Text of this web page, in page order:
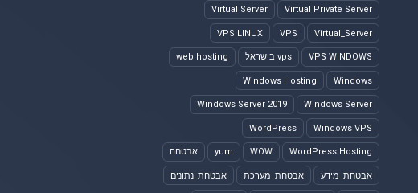
Virtual Private Server
Virtual Server
Virtual_Server
VPS
VPS LINUX
VPS WINDOWS vps בישראל web hosting
Windows
Windows Hosting
Windows Server
Windows Server 2019
Windows VPS
WordPress
WordPress Hosting
WOW
yum אבטחה
אבטחת_מידע אבטחת_מערכת אבטחת_נתונים